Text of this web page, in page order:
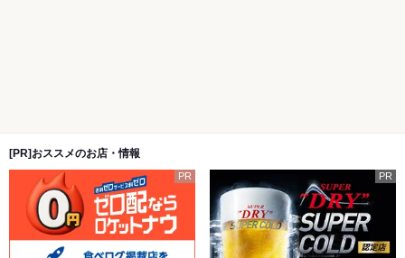
[PR]おススメのお店・情報
PR PR